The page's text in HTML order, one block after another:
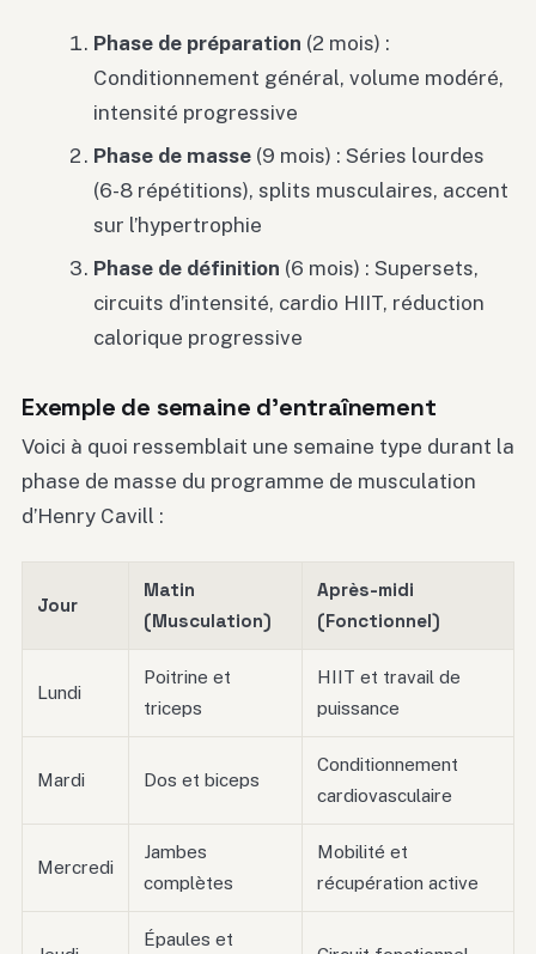
Phase de préparation (2 mois) :
Conditionnement général, volume modéré,
intensité progressive
Phase de masse (9 mois) : Séries lourdes
(6-8 répétitions), splits musculaires, accent
sur l’hypertrophie
Phase de définition (6 mois) : Supersets,
circuits d’intensité, cardio HIIT, réduction
calorique progressive
Exemple de semaine d’entraînement
Voici à quoi ressemblait une semaine type durant la
phase de masse du programme de musculation
d’Henry Cavill :
Jour
Matin
(Musculation)
Après-midi
(Fonctionnel)
Lundi
Poitrine et
triceps
HIIT et travail de
puissance
Mardi Dos et biceps
Conditionnement
cardiovasculaire
Mercredi
Jambes
complètes
Mobilité et
récupération active
Épaules et